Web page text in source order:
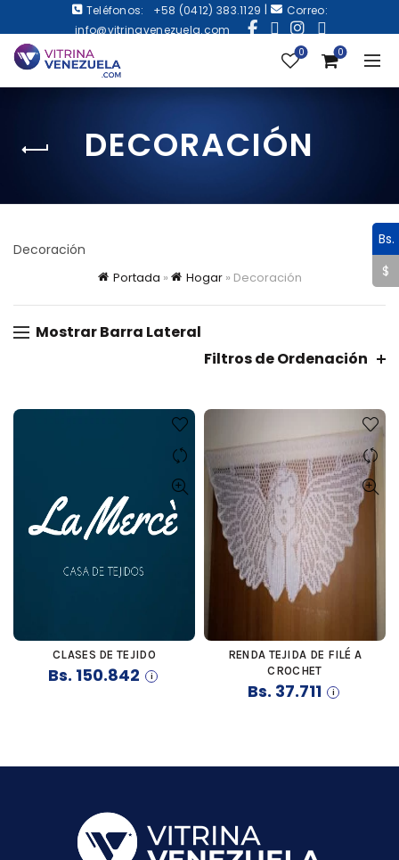
Teléfonos: +58 (0412) 383.1129 |
Correo:
info@vitrinavenezuela.com
0 0
DECORACIÓN
Decoración
Portada » Hogar» Decoración
Mostrar Barra Lateral
Filtros de Ordenación
COMPRAR
CLASES DE TEJIDO
Bs. 150.842
COMPRAR
RENDA TEJIDA DE FILÉ A
CROCHET
Bs. 37.711
Bs.
$